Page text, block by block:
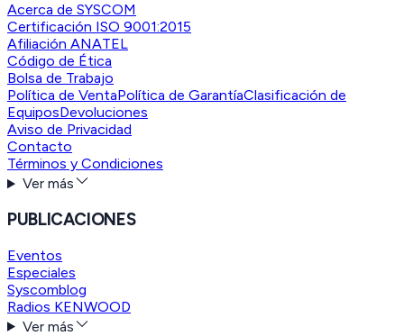
Acerca de SYSCOM
Certificación ISO 9001:2015
Afiliación ANATEL
Código de Ética
Bolsa de Trabajo
Política de VentaPolítica de GarantíaClasificación de
EquiposDevoluciones
Aviso de Privacidad
Contacto
Términos y Condiciones
Ver más
PUBLICACIONES
Eventos
Especiales
Syscomblog
Radios KENWOOD
Ver más